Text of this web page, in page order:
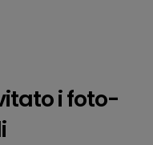
i foto-